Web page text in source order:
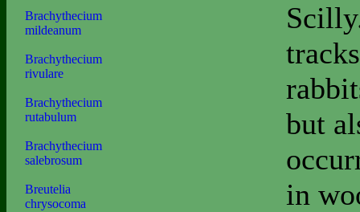
Brachythecium
mildeanum
Brachythecium
rivulare
Brachythecium
rutabulum
Brachythecium
salebrosum
Breutelia
chrysocoma
but
in